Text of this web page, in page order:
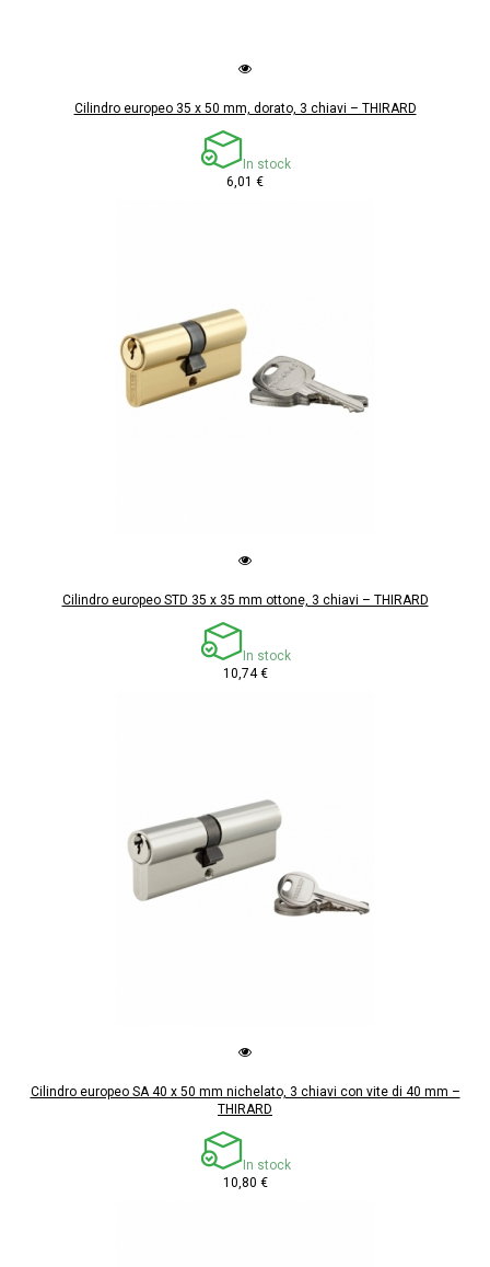
Cilindro europeo 35 x 50 mm, dorato, 3 chiavi – THIRARD
In stock
6,01 €
Cilindro europeo STD 35 x 35 mm ottone, 3 chiavi – THIRARD
In stock
10,74 €
Cilindro europeo SA 40 x 50 mm nichelato, 3 chiavi con vite di 40 mm –
THIRARD
In stock
10,80 €